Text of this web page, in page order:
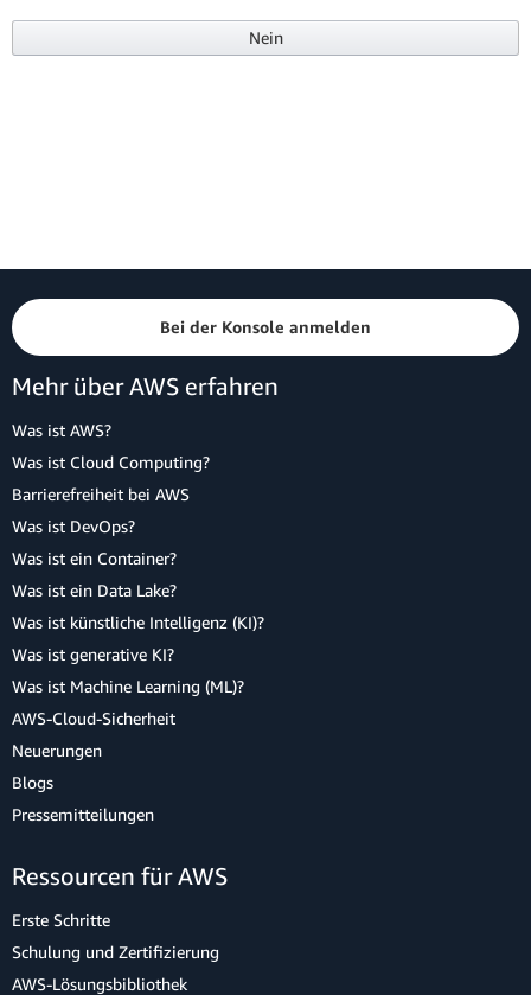
Nein
Bei der Konsole anmelden
Mehr über AWS erfahren
Was ist AWS?
Was ist Cloud Computing?
Barrierefreiheit bei AWS
Was ist DevOps?
Was ist ein Container?
Was ist ein Data Lake?
Was ist künstliche Intelligenz (KI)?
Was ist generative KI?
Was ist Machine Learning (ML)?
AWS-Cloud-Sicherheit
Neuerungen
Blogs
Pressemitteilungen
Ressourcen für AWS
Erste Schritte
Schulung und Zertifizierung
AWS-Lösungsbibliothek